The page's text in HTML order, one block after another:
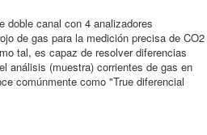
doble canal con 4 analizadores
de gas para la medición precisa de CO2
tal, es capaz de resolver diferencias
análisis (muestra) corrientes de gas en
comúnmente como "True diferencial